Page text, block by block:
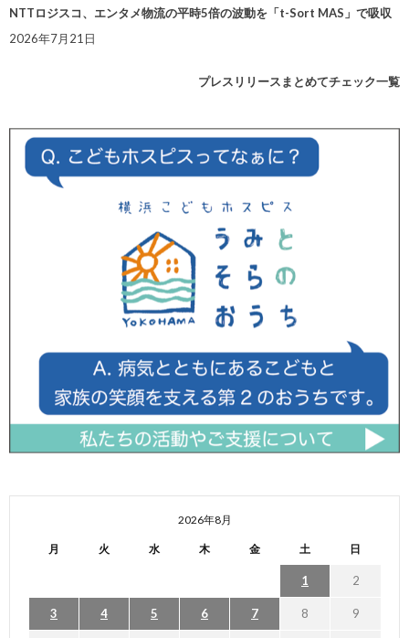
NTTロジスコ、エンタメ物流の平時5倍の波動を「t-Sort MAS」で吸収
2026年7月21日
プレスリリースまとめてチェック一覧
2026年8月
月 火 水 木 金 土 日
1 2
3 4 5 6 7 8 9